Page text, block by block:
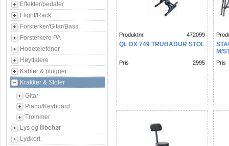
Effekter/pedaler
Flight/Rack
Forsterker/Gitar/Bass
Forsterkere PA
Hodetelefoner
Høyttalere
Kabler & plugger
Krakker & Stoler
Gitar
Piano/Keyboard
Trommer
Lys og tilbehør
Lydkort
Produktnr. 472099
QL DX 749 TRUBADUR STOL
Pris 2995
M/
Pris